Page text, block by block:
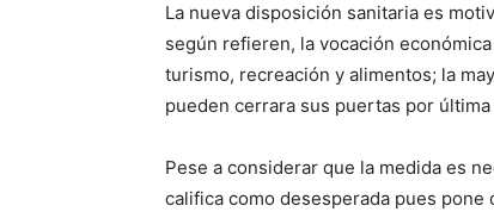
La nueva disposición sanitaria es
según refieren, la vocación
turismo, recreación y alimentos; la
pueden cerrara sus puertas por última
Pese a considerar que la medida es
califica como desesperada pues